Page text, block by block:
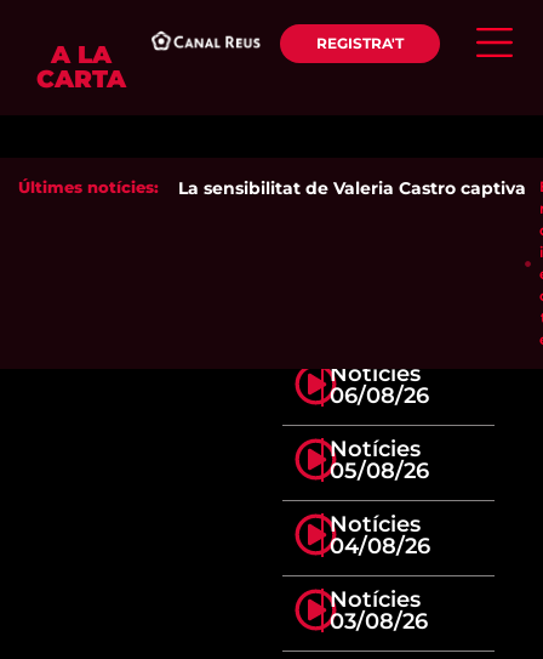
A LA
CARTA
REGISTRA'T
Últimes notícies: La sensibilitat de Valeria Castro captiva
Notícies
06/08/26
Notícies
05/08/26
Notícies
04/08/26
Notícies
03/08/26